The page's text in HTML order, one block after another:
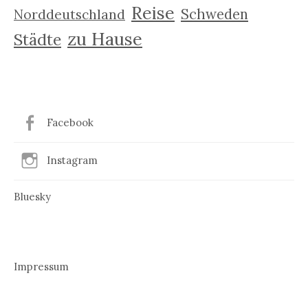
Norddeutschland Reise Schweden
Städte zu Hause
Facebook
Instagram
Bluesky
Impressum